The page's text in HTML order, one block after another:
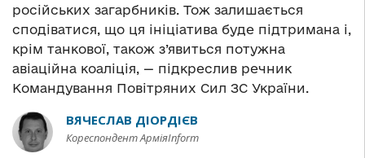
російських загарбників. Тож залишається
сподіватися, що ця ініціатива буде підтримана і,
крім танкової, також з’явиться потужна
авіаційна коаліція, — підкреслив речник
Командування Повітряних Сил ЗС України.
ВЯЧЕСЛАВ ДІОРДІЄВ
Кореспондент АрміяInform